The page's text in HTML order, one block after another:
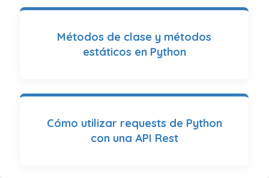
Métodos de clase y métodos
estáticos en Python
Cómo utilizar requests de Python
con una API Rest